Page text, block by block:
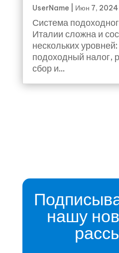
UserName Июн 7, 2024|
Система
Италии сложна и
нескольких
подоходный налог,
сбор и...
нашу